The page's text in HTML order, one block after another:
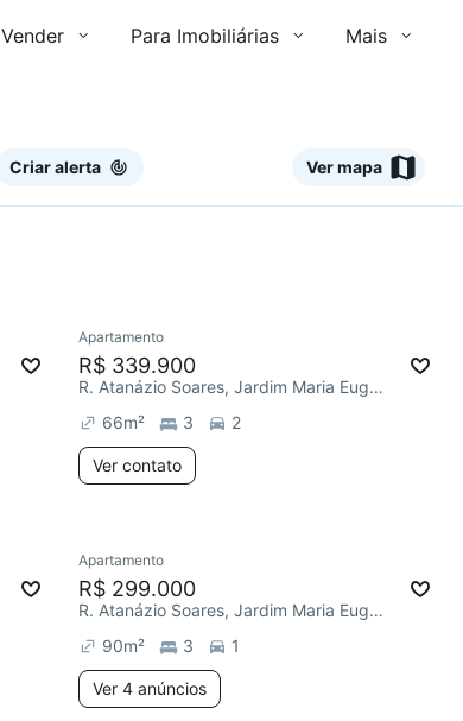
Vender Para Imobiliárias Mais
Criar alerta Ver mapa
Redecorar
Apartamento
R$ 339.900
R. Atanázio Soares, Jardim Maria Eugênia
66m² 3 2
Ver contato
Chegou este mês
Apartamento
R$ 299.000
R. Atanázio Soares, Jardim Maria Eugênia
90m² 3 1
Ver 4 anúncios